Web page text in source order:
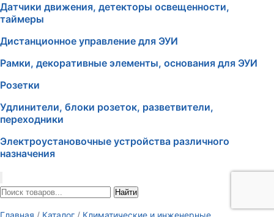
Датчики движения, детекторы освещенности,
таймеры
Дистанционное управление для ЭУИ
Рамки, декоративные элементы, основания для ЭУИ
Розетки
Удлинители, блоки розеток, разветвители,
переходники
Электроустановочные устройства различного
назначения
Найти
Главная / Каталог / Климатические и инженерные